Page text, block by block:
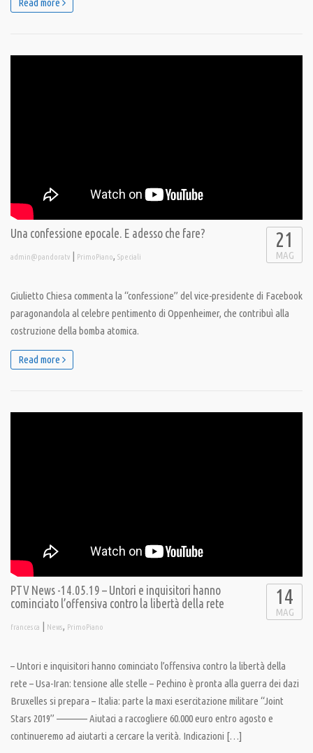
Read more
Una confessione epocale. E adesso che fare?
admin@pandoratv | PrimoPiano, Speciali
21
MAG
Giulietto Chiesa commenta la “confessione” del vice-presidente di Facebook
paragonandola al celebre pentimento di Oppenheimer, che contribuì alla
costruzione della bomba atomica.
Read more
PTV News -14.05.19 – Untori e inquisitori hanno
cominciato l’offensiva contro la libertà della rete
francesca | News, PrimoPiano
14
MAG
– Untori e inquisitori hanno cominciato l’offensiva contro la libertà della
rete – Usa-Iran: tensione alle stelle – Pechino è pronta alla guerra dei dazi
Bruxelles si prepara – Italia: parte la maxi esercitazione militare “Joint
Stars 2019” ———— Aiutaci a raccogliere 60.000 euro entro agosto e
continueremo ad aiutarti a cercare la verità. Indicazioni […]